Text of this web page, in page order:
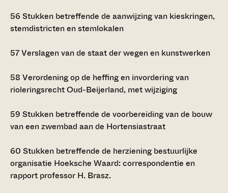
56 Stukken betreffende de aanwijzing van kieskringen,
stemdistricten en stemlokalen
57Verslagen van de staat der wegen en kunstwerken
58 Verordening op de heffing en invordering van
rioleringsrecht Oud-Beijerland, met wijziging
59 Stukken betreffende de voorbereiding van de bouw
van een zwembad aan de Hortensiastraat
60 Stukken betreffende de herziening bestuurlijke
organisatie Hoeksche Waard: correspondentie en
rapport professor H. Brasz.